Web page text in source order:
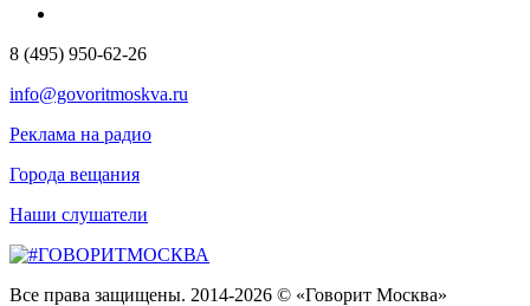
8 (495) 950-62-26
info@govoritmoskva.ru
Реклама на радио
Города вещания
Наши слушатели
Все права защищены. 2014-2026 © «Говорит Москва»